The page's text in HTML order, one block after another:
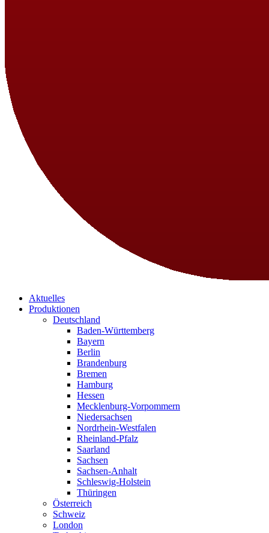
Aktuelles
Produktionen
Deutschland
Baden-Württemberg
Bayern
Berlin
Brandenburg
Bremen
Hamburg
Hessen
Mecklenburg-Vorpommern
Niedersachsen
Nordrhein-Westfalen
Rheinland-Pfalz
Saarland
Sachsen
Sachsen-Anhalt
Schleswig-Holstein
Thüringen
Österreich
Schweiz
London